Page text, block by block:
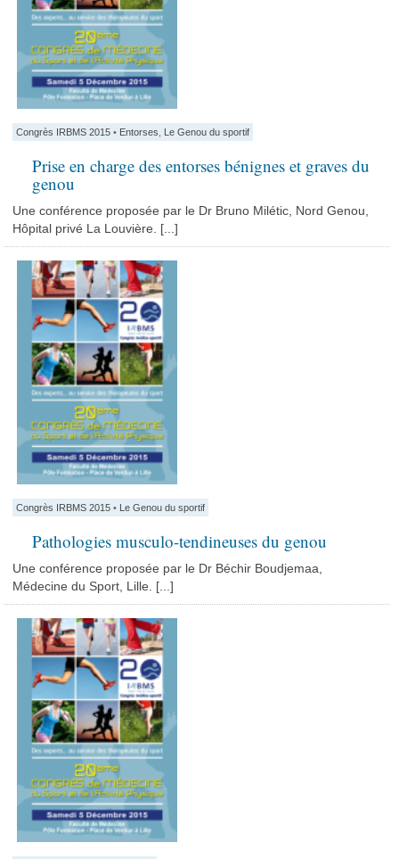
Congrès IRBMS 2015 • Entorses Le Genou du sportif
Prise en charge des entorses bénignes et graves du
genou
Une conférence proposée par le Dr Bruno Milétic, Nord Genou,
Hôpital privé La Louvière. [...]
Congrès IRBMS 2015 • Le Genou du sportif
Pathologies musculo-tendineuses du genou
Une conférence proposée par le Dr Béchir Boudjemaa,
Médecine du Sport, Lille. [...]